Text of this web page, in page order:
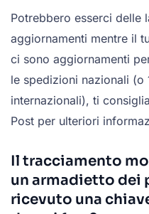
Potrebbero esserci delle
aggiornamenti mentre il
ci sono aggiornamenti
le spedizioni nazionali
internazionali), ti
Post per ulteriori
Il tracciamento
un armadietto dei
ricevuto una